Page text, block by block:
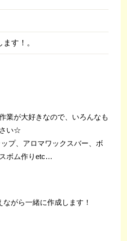
す！。
業が大好きなので、いろんなも
い☆
プ、アロマワックスバー、ボ
ボム作りetc…
がら一緒に作成します！